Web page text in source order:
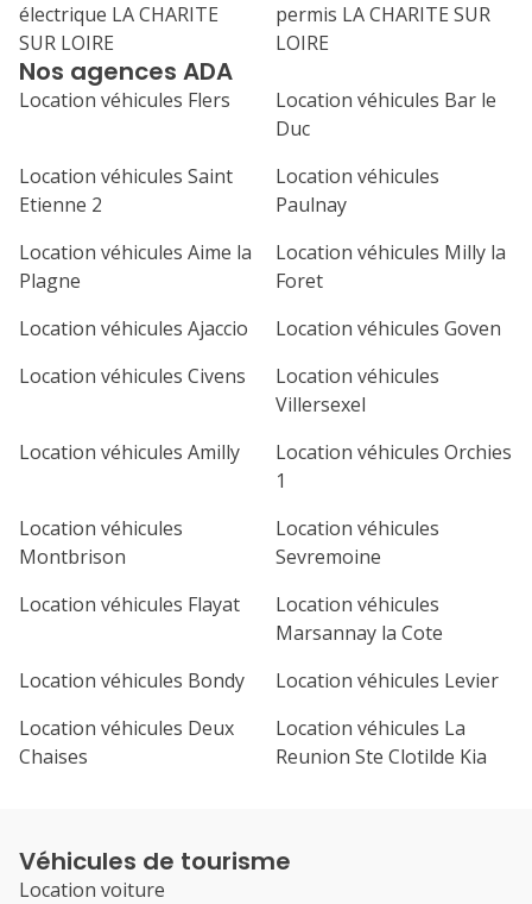
31
lu ma me je
ve
2
7 8 9 10
15 16 17 18
23
29
Nos agences ADA
Location véhicules Flers
Location véhicules Bar le
Duc
Location véhicules Saint
Etienne 2
Location véhicules
Paulnay
Location véhicules Aime la
Plagne
Location véhicules Milly la
Foret
Location véhicules Ajaccio
Location véhicules Goven
Location véhicules Civens
Location véhicules
Villersexel
Location véhicules Amilly
Location véhicules Orchies
1
Location véhicules
Montbrison
Location véhicules
Sevremoine
Location véhicules Flayat
Location véhicules
Marsannay la Cote
Location véhicules Bondy
Location véhicules Levier
Location véhicules Deux
Chaises
Location véhicules La
Reunion Ste Clotilde Kia
électrique LA CHARITE
SUR LOIRE
permis LA CHARITE SUR
LOIRE
Véhicules de tourisme
Location voiture